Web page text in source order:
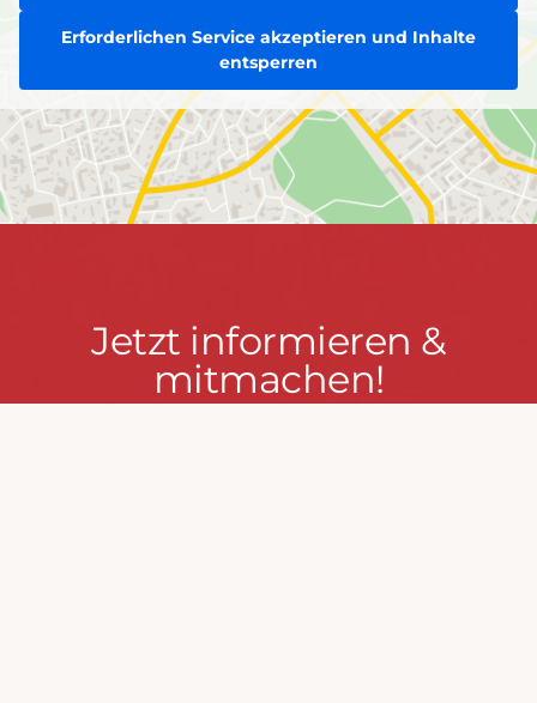
Erforderlichen Service akzeptieren und Inhalte
entsperren
Jetzt
informieren
&
Jetzt informieren &
mitmachen!